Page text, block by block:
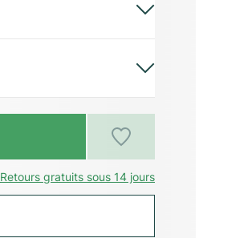
Retours gratuits sous 14 jours